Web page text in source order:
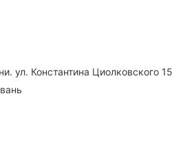
ул. Константина Циолковского